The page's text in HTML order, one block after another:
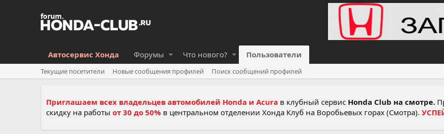
Автосервис Хонда Форумы Что нового? Пользователи
Текущие посетители Новые сообщения профилей Поиск сообщений профилей
Приглашаем всех владельцев автомобилей Honda и Acura в клубный сервис Honda Club на смотре.
скидку на работы от 30 до 50% в центральном отделении Хонда Клуб на Воробьевых горах (Смотра).